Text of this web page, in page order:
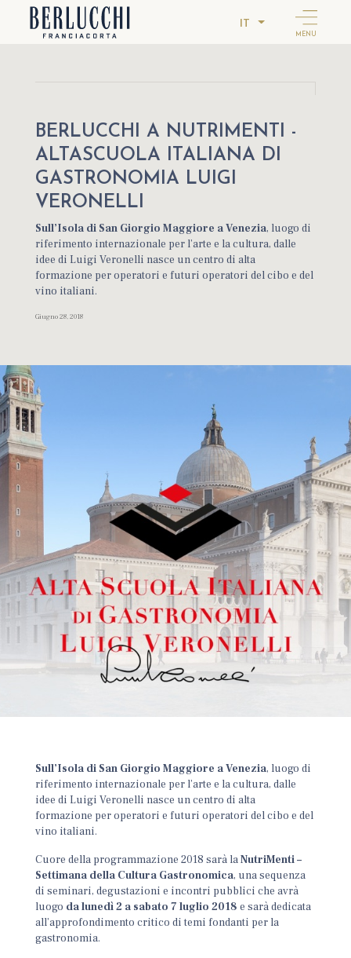
IT
MENU
BERLUCCHI A NUTRIMENTI -
ALTASCUOLA ITALIANA DI
GASTRONOMIA LUIGI
VERONELLI
Sull’Isola di San Giorgio Maggiore a Venezia, luogo di
riferimento internazionale per l’arte e la cultura, dalle
idee di Luigi Veronelli nasce un centro di alta
formazione per operatori e futuri operatori del cibo e del
vino italiani.
Giugno 28, 2018
Sull’Isola di San Giorgio Maggiore a Venezia, luogo di
riferimento internazionale per l’arte e la cultura, dalle
idee di Luigi Veronelli nasce un centro di alta
formazione per operatori e futuri operatori del cibo e del
vino italiani.
Cuore della programmazione 2018 sarà laNutriMenti –
Settimana della Cultura Gastronomica, una sequenza
di seminari, degustazioni e incontri pubblici che avrà
luogo da lunedì 2 a sabato 7 luglio 2018 e sarà dedicata
all’approfondimento critico di temi fondanti per la
gastronomia.